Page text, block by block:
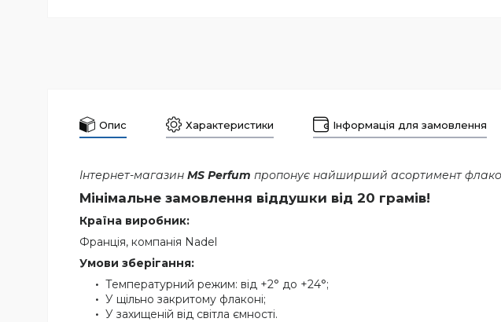
Опис Характеристики Інформація для замовлення
Інтернет-магазин MS Perfum пропонує найширший асортимент
Мінімальне замовлення віддушки від 20 грамів!
Країна виробник:
Франція, компанія Nadel
Умови зберігання:
Температурний режим: від +2° до +24°;
У щільно закритому флаконі;
У захищеній від світла ємності.